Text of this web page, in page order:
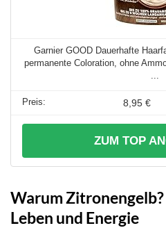
Garnier GOOD Dauerhafte
permanente Coloration, ohne
8,95 €
ZUM TOP
Warum
Leben und Energie